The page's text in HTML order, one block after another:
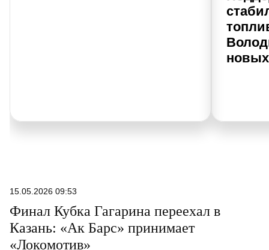
новых
15.05.2026 09:53
Финал Кубка Гагарина переехал в
Казань: «Ак Барс» принимает
«Локомотив»